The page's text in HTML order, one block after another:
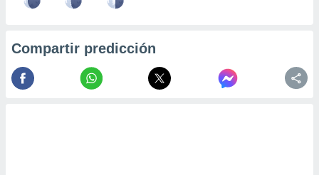
Compartir predicción